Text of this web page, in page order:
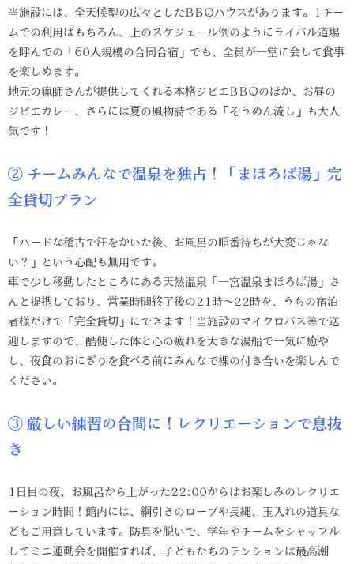
当施設には、全天候型の広々としたBBQハウスがあります。1チー
ムでの利用はもちろん、上のスケジュール例のようにライバル道場
を呼んでの「60人規模の合同合宿」でも、全員が一堂に会して食事
を楽しめます。
地元の猟師さんが提供してくれる本格ジビエBBQのほか、お昼の
ジビエカレー、さらには夏の風物詩である「そうめん流し」も大人
気です！
② チームみんなで温泉を独占！「まほろば湯」完
全貸切プラン
「ハードな稽古で汗をかいた後、お風呂の順番待ちが大変じゃな
い？」という心配も無用です。
車で少し移動したところにある天然温泉「一宮温泉まほろば湯」さ
んと提携しており、営業時間終了後の21時〜22時を、うちの宿泊
者様だけで「完全貸切」にできます！当施設のマイクロバス等で送
迎しますので、酷使した体と心の疲れを大きな湯船で一気に癒や
し、夜食のおにぎりを食べる前にみんなで裸の付き合いを楽しんで
ください。
③ 厳しい練習の合間に！レクリエーションで息抜
き
1日目の夜、お風呂から上がった22:00からはお楽しみのレクリエ
ーション時間！館内には、綱引きのロープや長縄、玉入れの道具な
どもご用意しています。防具を脱いで、学年やチームをシャッフル
してミニ運動会を開催すれば、子どもたちのテンションは最高潮